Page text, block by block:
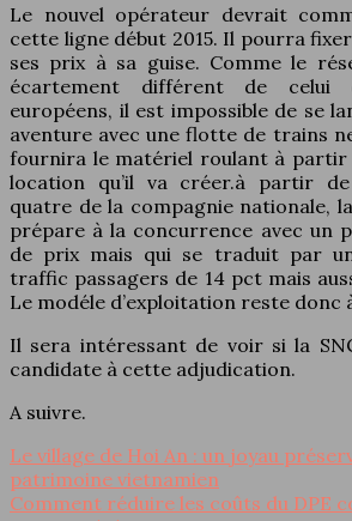
Le nouvel opérateur devrait
cette ligne début 2015. Il pourra
ses prix à sa guise. Comme le
écartement différent de celui
européens, il est impossible de se
aventure avec une flotte de trains
fournira le matériel roulant à partir
location qu’il va créer.à partir
quatre de la compagnie nationale,
prépare à la concurrence avec un
de prix mais qui se traduit par
traffic passagers de 14 pct mais
Le modéle d’exploitation reste donc
Il sera intéressant de voir si la
candidate à cette adjudication.
A suivre.
Le village de Hoi An : un joyau
patrimoine vietnamien
Comment réduire les coûts du DPE